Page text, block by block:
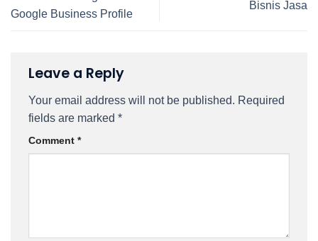
Google Business Profile
Bisnis Jasa
Leave a Reply
Your email address will not be published. Required
fields are marked *
Comment *